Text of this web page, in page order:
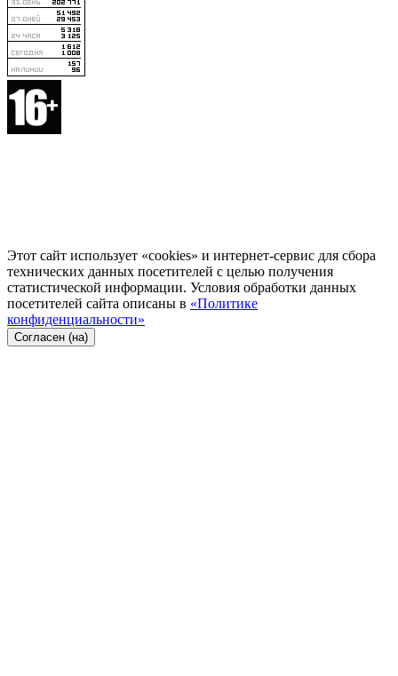
Этот сайт использует «cookies» и интернет-сервис для сбора
технических данных посетителей с целью получения
статистической информации. Условия обработки данных
посетителей сайта описаны в «Политике
конфиденциальности»
Согласен (на)